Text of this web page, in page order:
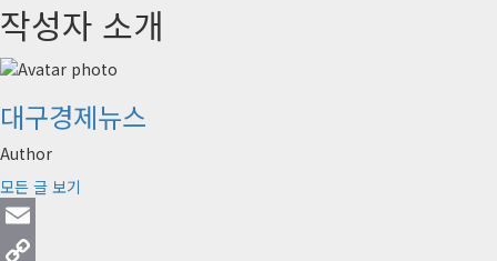
작성자 소개
대구경제뉴스
Author
모든 글 보기
Email